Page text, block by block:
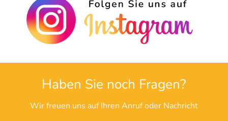
Haben Sie noch Fragen?
Wir freuen uns auf Ihren Anruf oder Nachricht